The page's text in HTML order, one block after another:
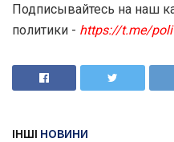
Подписывайтесь на наш
политики - https://t.me/
ІНШІ НОВИНИ